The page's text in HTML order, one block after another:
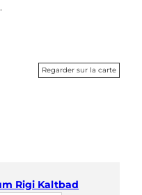
Regarder sur la carte
Rigi Kaltbad